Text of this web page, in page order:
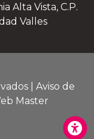
Alta Vista, C.P.
Valles
| Aviso de
Master